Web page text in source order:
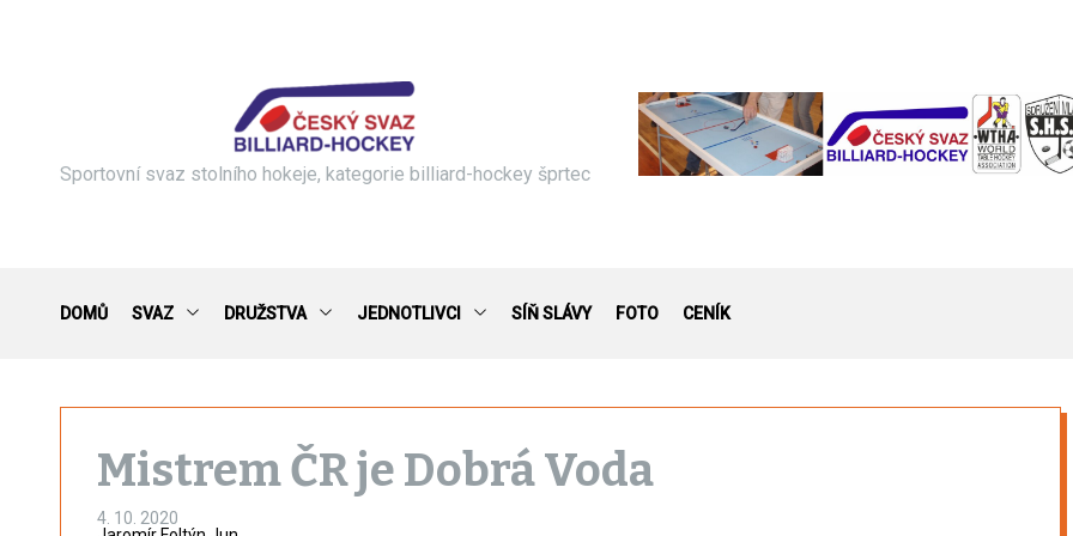
Sportovní svaz stolního hokeje, kategorie billiard-hockey šprtec
DOMŮ SVAZ DRUŽSTVA JEDNOTLIVCI SÍŇ SLÁVY FOTO CENÍK
Mistrem ČR je Dobrá Voda
4. 10. 2020